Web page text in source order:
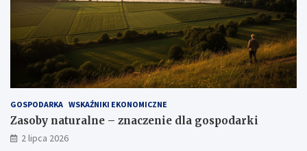
GOSPODARKA WSKAŹNIKI EKONOMICZNE
Zasoby naturalne – znaczenie dla gospodarki
2 lipca 2026